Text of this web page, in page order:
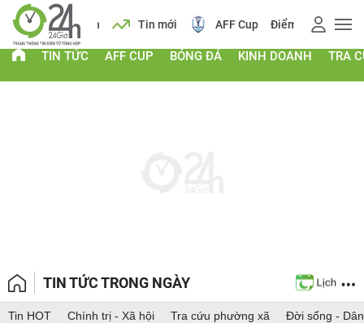
Lịch Tin mới AFF Cup Điểm chuẩn 2026
TIN TỨC AFF CUP BÓNG ĐÁ KINH DOANH TRA
TIN TỨC TRONG NGÀY
Tin HOT Chính trị - Xã hội Tra cứu phường xã Đời sống -